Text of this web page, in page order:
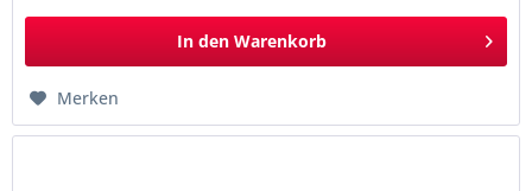
In den Warenkorb
Merken